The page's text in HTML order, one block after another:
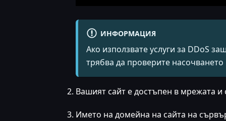
ИНФОРМАЦИЯ
Ако използвате услуги за DDoS
трябва да проверите
Вашият сайт е достъпен в мрежата и
Името на домейна на сайта на